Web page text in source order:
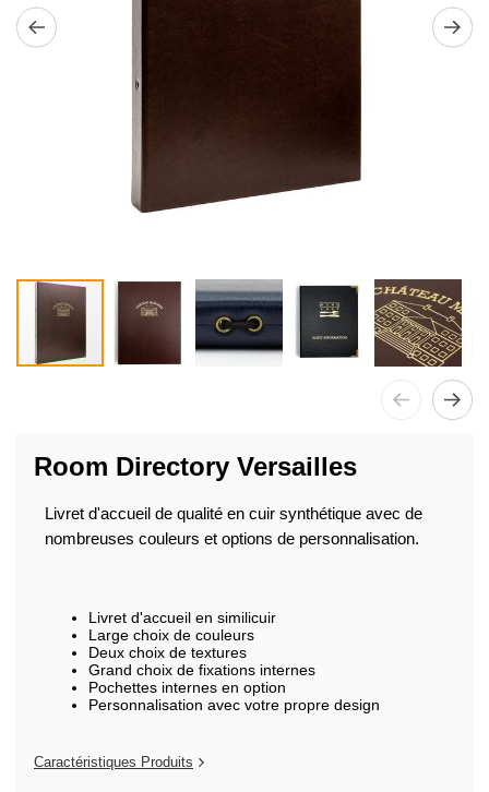
début
d’images
Room Directory Versailles
Livret d'accueil de qualité en cuir synthétique avec de
nombreuses couleurs et options de personnalisation.
Livret d'accueil en similicuir
Large choix de couleurs
Deux choix de textures
Grand choix de fixations internes
Pochettes internes en option
Personnalisation avec votre propre design
Caractéristiques Produits